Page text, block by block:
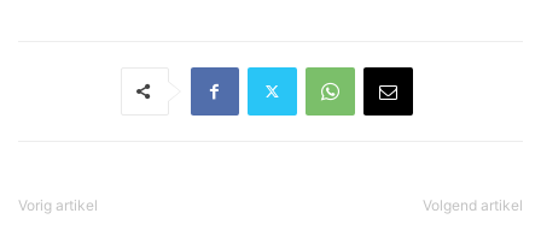
Vorig artikel Volgend artikel